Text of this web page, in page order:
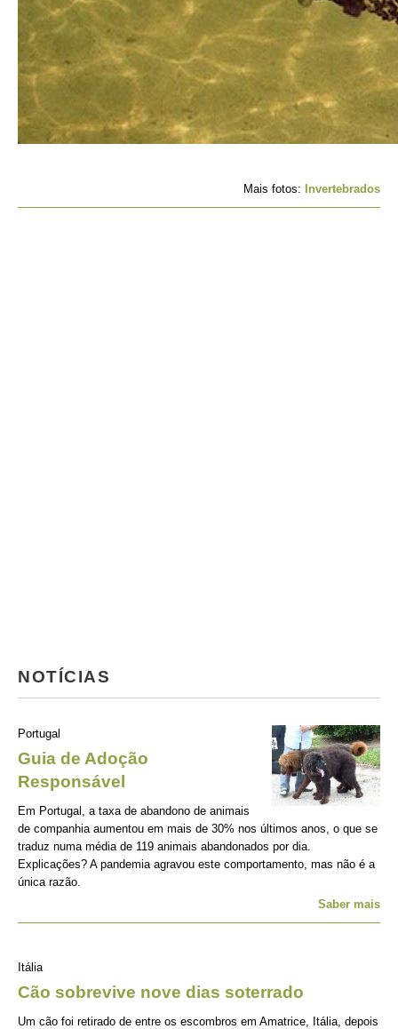
Mais fotos: Invertebrados
NOTÍCIAS
Portugal
Guia de Adoção
Responsável
Em Portugal, a taxa de abandono de animais
de companhia aumentou em mais de 30% nos últimos anos, o que se
traduz numa média de 119 animais abandonados por dia.
Explicações? A pandemia agravou este comportamento, mas não é a
única razão.
Saber mais
Itália
Cão sobrevive nove dias soterrado
Um cão foi retirado de entre os escombros em Amatrice, Itália, depois